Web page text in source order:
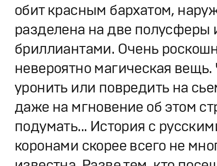
обит красным бархатом,
разделена на две полусферы
бриллиантами. Очень
невероятно магическая
уронить или повредить на
даже на мгновение об этом
подумать... История с
коронами скорее всего не